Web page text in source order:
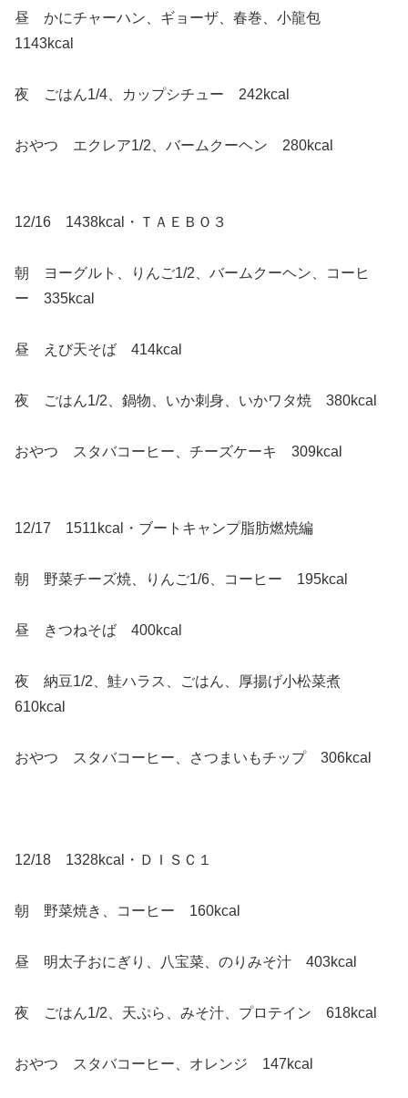
昼 かにチャーハン、ギョーザ、春巻、小龍包
1143kcal
夜 ごはん1/4、カップシチュー 242kcal
おやつ エクレア1/2、バームクーヘン 280kcal
12/16 1438kcal・ＴＡＥＢＯ３
朝 ヨーグルト、りんご1/2、バームクーヘン、コーヒ
ー 335kcal
昼 えび天そば 414kcal
夜 ごはん1/2、鍋物、いか刺身、いかワタ焼 380kcal
おやつ スタバコーヒー、チーズケーキ 309kcal
12/17 1511kcal・ブートキャンプ脂肪燃焼編
朝 野菜チーズ焼、りんご1/6、コーヒー 195kcal
昼 きつねそば 400kcal
夜 納豆1/2、鮭ハラス、ごはん、厚揚げ小松菜煮
610kcal
おやつ スタバコーヒー、さつまいもチップ 306kcal
12/18 1328kcal・ＤＩＳＣ１
朝 野菜焼き、コーヒー 160kcal
昼 明太子おにぎり、八宝菜、のりみそ汁 403kcal
夜 ごはん1/2、天ぷら、みそ汁、プロテイン 618kcal
おやつ スタバコーヒー、オレンジ 147kcal